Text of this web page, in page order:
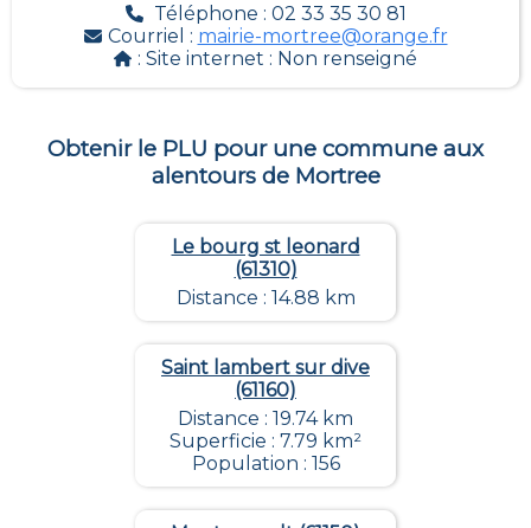
Téléphone : 02 33 35 30 81
Courriel : mairie-mortree@orange.fr
: Site internet : Non renseigné
Obtenir le PLU pour une commune aux
alentours de Mortree
Le bourg st leonard
(61310)
Distance : 14.88 km
Saint lambert sur dive
(61160)
Distance : 19.74 km
Superficie : 7.79 km²
Population : 156